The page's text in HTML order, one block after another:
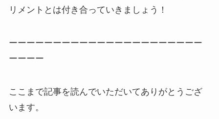
リメントとは付き合っていきましょう！
ーーーーーーーーーーーーーーーーーーーーーー
ーーーー
ここまで記事を読んでいただいてありがとうござ
います。